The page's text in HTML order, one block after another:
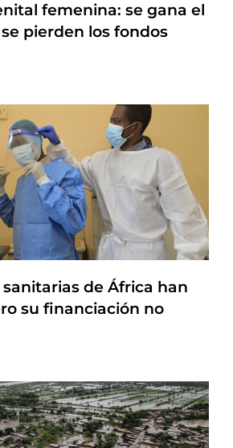
femenina: se gana el
pierden los fondos
sanitarias de África han
su financiación no